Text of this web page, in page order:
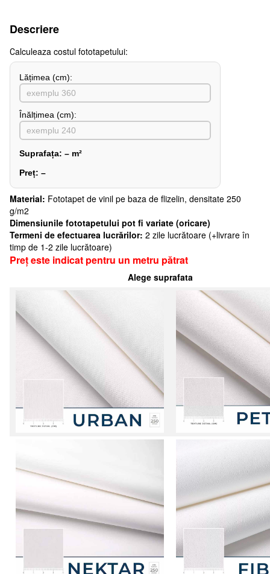
Descriere
Сalculeaza costul fototapetului:
Lățimea (сm):
Înălțimea (cm):
Suprafața: – m²
Preț: –
Material: Fototapet de vinil pe baza de flizelin, densitate 250
g/m2
Dimensiunile fototapetului pot fi variate (oricare)
Termeni de efectuarea lucrărilor: 2 zile lucrătoare (+livrare în
timp de 1-2 zile lucrătoare)
Preț este indicat pentru un metru pătrat
Alege suprafata